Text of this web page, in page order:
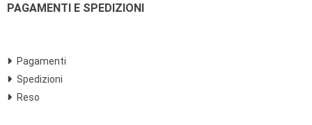
PAGAMENTI E SPEDIZIONI
Pagamenti
Spedizioni
Reso